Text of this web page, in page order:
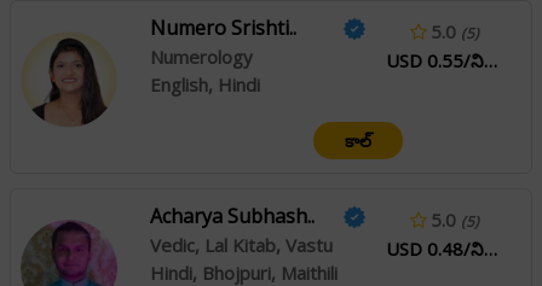
Numero Srishti..
Numerology
English, Hindi
5.0 (5)
USD 0.55/నిమి
కాల్
Acharya Subhash..
Vedic, Lal Kitab, Vastu
Hindi, Bhojpuri, Maithili
5.0 (5)
USD 0.48/నిమి